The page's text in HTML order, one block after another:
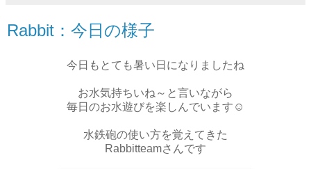
Rabbit：今日の様子
今日もとても暑い日になりましたね
お水気持ちいね～と言いながら
毎日のお水遊びを楽しんでいます☺
水鉄砲の使い方を覚えてきた
Rabbitteamさんです